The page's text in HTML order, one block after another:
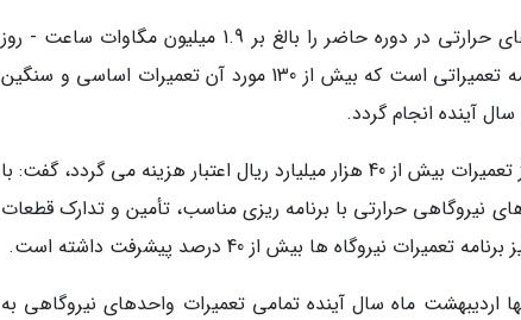
وی حجم تعمیرات برنامه ریزی شده واحدهای نیروگاه های حرارتی در دوره حاضر را بالغ بر 1.9 میلیون مگاوات ساعت - روز
برشمرد و اضافه نمود: این حجم تعمیرات شامل 690 برنامه تعمیراتی است که بیش از 130 مورد آن تعمیرات اساسی و سنگین
آینده انجام گردد.
این مقام مسئول با اشاره به اینکه برای اجرای این حجم از تعمیرات بیش از 40 هزار میلیارد ریال اعتبار هزینه می گردد، گفت: با
نیروگاهی حرارتی با برنامه ریزی مناسب، تأمین و تدارک قطعات
ها بیش از 40 درصد پیشرفت داشته است.
اردیبهشت ماه سال آینده تمامی تعمیرات واحدهای نیروگاهی به